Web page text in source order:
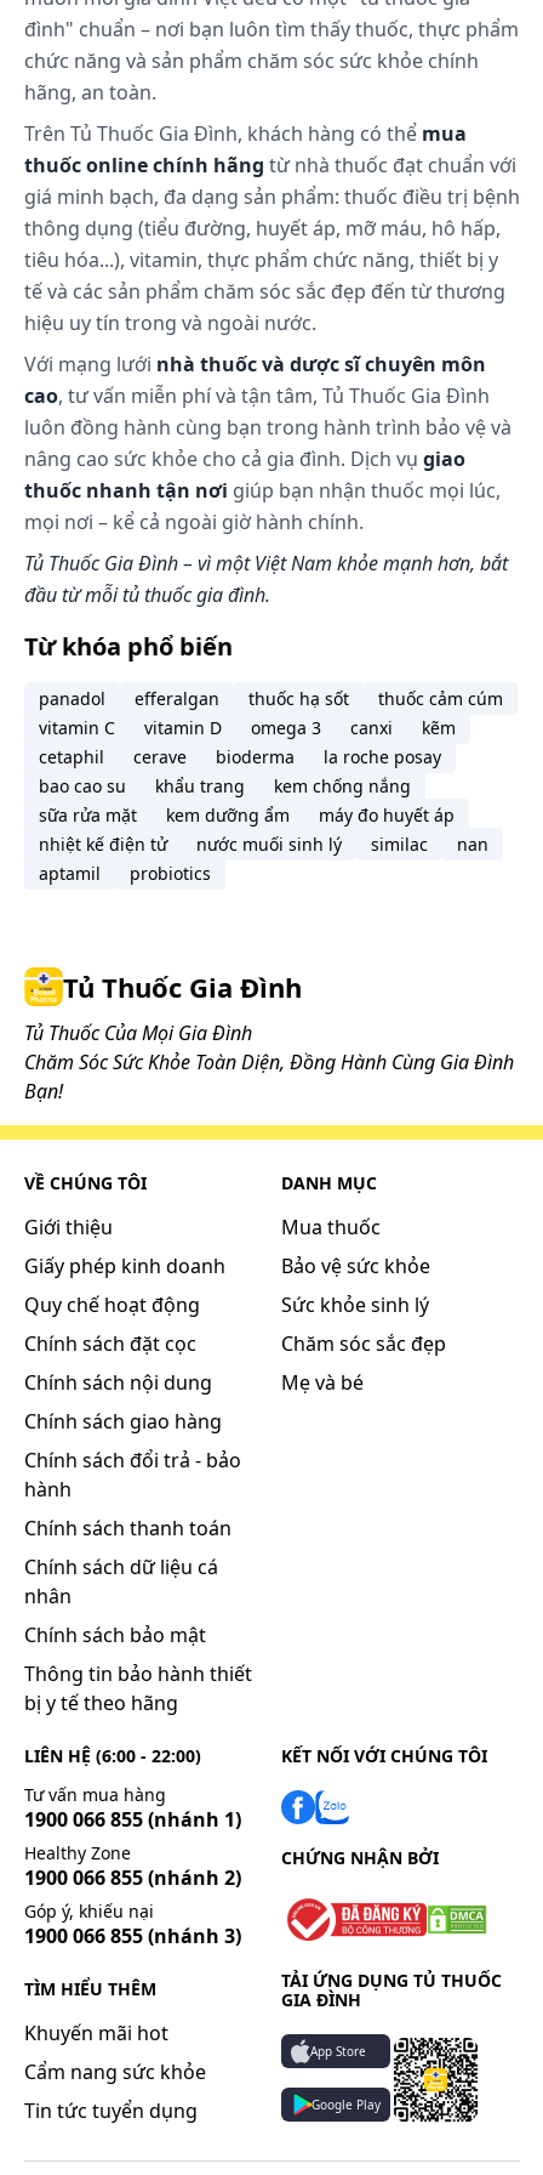
sử dụng thuốc.
Những lưu ý khi sử dụng:
Dùng vitamin C liều cao kéo dài có thể dẫn đến
hiện tượng nhờn thuốc, do đó khi giảm liều sẽ
dẫn đến thiếu hụt vitamin C. Tăng oxalat niệu có
thể xảy ra sau khi dùng liều cao vitamin C.
Vitamin C có thể gây acid - hóa nước tiểu, đôi khi
dẫn đến kết tủa urat hoặc cystin hoặc sỏi oxalat
hoặc thuốc trong đường tiết niệu. Người bệnh
thiếu hụt glucose-6-phosphat dehydrogenase
(G6PD) nếu dùng vitamin C liều cao có thể bị
chứng tan máu. Huyết khối tĩnh mạch sâu cũng
đã xảy ra sau khi liều cao vitamin. Do có thành
phần tá dược lactose nên thuốc này không nên
sử dụng trong trường hợp bệnh nhân bị bệnh
galactose huyết bẩm sinh, kém hấp thu glucose
và galactose hoặc thiếu enzym lactase.
Cách bảo quản:
đình" chuẩn – nơi bạn luôn tìm thấy thuốc, thực phẩm
chức năng và sản phẩm chăm sóc sức khỏe chính
hãng, an toàn.
Trên Tủ Thuốc Gia Đình, khách hàng có thể mua
thuốc online chính hãng từ nhà thuốc đạt chuẩn với
giá minh bạch, đa dạng sản phẩm: thuốc điều trị bệnh
thông dụng (tiểu đường, huyết áp, mỡ máu, hô hấp,
tiêu hóa...), vitamin, thực phẩm chức năng, thiết bị y
tế và các sản phẩm chăm sóc sắc đẹp đến từ thương
hiệu uy tín trong và ngoài nước.
Với mạng lưới nhà thuốc và dược sĩ chuyên môn
cao, tư vấn miễn phí và tận tâm, Tủ Thuốc Gia Đình
luôn đồng hành cùng bạn trong hành trình bảo vệ và
nâng cao sức khỏe cho cả gia đình. Dịch vụ giao
thuốc nhanh tận nơi giúp bạn nhận thuốc mọi lúc,
mọi nơi – kể cả ngoài giờ hành chính.
Tủ Thuốc Gia Đình – vì một Việt Nam khỏe mạnh hơn, bắt
đầu từ mỗi tủ thuốc gia đình.
Từ khóa phổ biến
panadol efferalgan thuốc hạ sốt
thuốc cảm cúm
vitamin C
vitamin D omega 3 canxi
kẽm
cetaphil
cerave bioderma
la roche posay
bao cao su
khẩu trang
kem chống nắng
sữa rửa mặt
kem dưỡng ẩm
máy đo huyết áp
nhiệt kế điện tử
nước muối sinh lý similac
nan
aptamil
probiotics
Tủ Thuốc Gia Đình
Tủ Thuốc Của Mọi Gia Đình
Chăm Sóc Sức Khỏe Toàn Diện, Đồng Hành Cùng Gia Đình
Bạn!
VỀ CHÚNG TÔI
Giới thiệu
Giấy phép kinh doanh
Quy chế hoạt động
Chính sách đặt cọc
Chính sách nội dung
Chính sách giao hàng
Chính sách đổi trả - bảo
hành
Chính sách thanh toán
Chính sách dữ liệu cá
nhân
Chính sách bảo mật
Thông tin bảo hành thiết
bị y tế theo hãng
DANH MỤC
Mua thuốc
Bảo vệ sức khỏe
Sức khỏe sinh lý
Chăm sóc sắc đẹp
Mẹ và bé
LIÊN HỆ (6:00 - 22:00)
Tư vấn mua hàng
1900 066 855(nhánh 1)
Healthy Zone
1900 066 855(nhánh 2)
Góp ý, khiếu nại
1900 066 855(nhánh 3)
TÌM HIỂU THÊM
Khuyến mãi hot
Cẩm nang sức khỏe
Tin tức tuyển dụng
KẾT NỐI VỚI CHÚNG TÔI
CHỨNG NHẬN BỞI
TẢI ỨNG DỤNG TỦ THUỐC
GIA ĐÌNH
App Store
Google Play